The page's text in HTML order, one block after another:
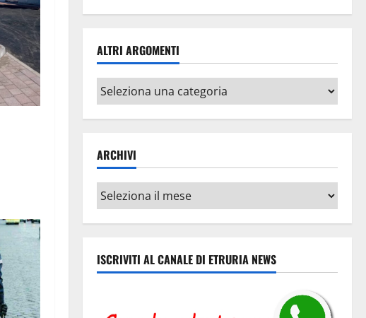
ALTRI ARGOMENTI
Altri
argomenti
ARCHIVI
Archivi
ISCRIVITI AL CANALE DI ETRURIA NEWS